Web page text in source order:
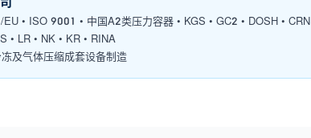
• ISO 9001 • 中国A2类压力容器 • KGS • GC2 • DOSH • CRN
• LR • NK • KR • RINA
及气体压缩成套设备制造